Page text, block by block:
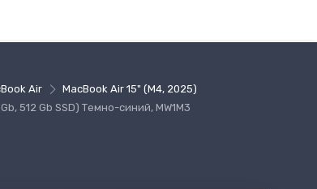
Air
MacBook Air 15" (M4, 2025)
512 Gb SSD) Темно-синий, MW1M3